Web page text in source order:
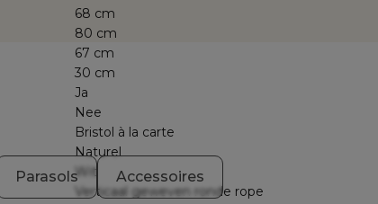
68 cm
80 cm
67 cm
30 cm
Ja
Nee
Bristol à la carte
Naturel
Wit
Verticaal geweven ronde rope
Parasols Accessoires